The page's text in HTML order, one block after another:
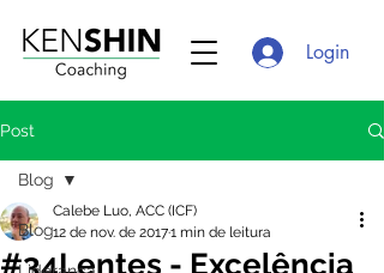
Login
Post
Blog
Blog
#34Lentes - Excelência
Calebe Luo, ACC (ICF)
12 de nov. de 20171 min de leitura